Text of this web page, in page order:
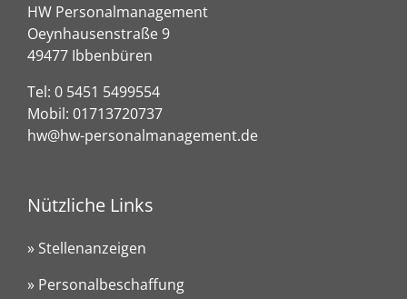
HW Personalmanagement
Oeynhausenstraße 9
49477 Ibbenbüren
Tel: 0 5451 5499554
Mobil: 01713720737
hw@hw-personalmanagement.de
Nützliche Links
» Stellenanzeigen
» Personalbeschaffung